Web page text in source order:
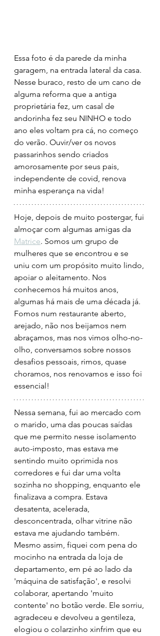
Essa foto é da parede da minha
garagem, na entrada lateral da casa.
Nesse buraco, resto de um cano de
alguma reforma que a antiga
proprietária fez, um casal de
andorinha fez seu NINHO e todo
ano eles voltam pra cá, no começo
do verão. Ouvir/ver os novos
passarinhos sendo criados
amorosamente por seus pais,
independente de covid, renova
minha esperança na vida!
Hoje, depois de muito postergar, fui
almoçar com algumas amigas da
Matrice. Somos um grupo de
mulheres que se encontrou e se
uniu com um propósito muito lindo,
apoiar o aleitamento. Nos
conhecemos há muitos anos,
algumas há mais de uma década já.
Fomos num restaurante aberto,
arejado, não nos beijamos nem
abraçamos, mas nos vimos olho-no-
olho, conversamos sobre nossos
desafios pessoais, rimos, quase
choramos, nos renovamos e isso foi
essencial!
Nessa semana, fui ao mercado com
o marido, uma das poucas saídas
que me permito nesse isolamento
auto-imposto, mas estava me
sentindo muito oprimida nos
corredores e fui dar uma volta
sozinha no shopping, enquanto ele
finalizava a compra. Estava
desatenta, acelerada,
desconcentrada, olhar vitrine não
estava me ajudando também.
Mesmo assim, fiquei com pena do
mocinho na entrada da loja de
departamento, em pé ao lado da
'máquina de satisfação', e resolvi
colaborar, apertando 'muito
contente' no botão verde. Ele sorriu,
agradeceu e devolveu a gentileza,
elogiou o colarzinho xinfrim que eu